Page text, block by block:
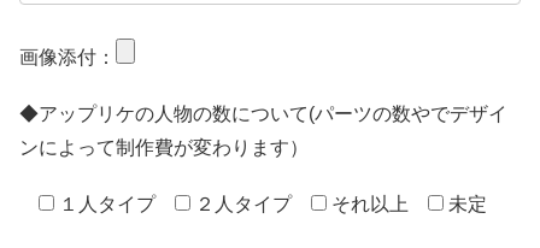
画像添付：
◆アップリケの人物の数について(パーツの数やでデザイ
ンによって制作費が変わります）
１人タイプ ２人タイプ それ以上 未定